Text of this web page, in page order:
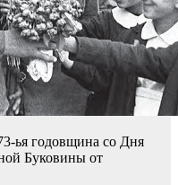
ья годовщина со Дня
Буковины от